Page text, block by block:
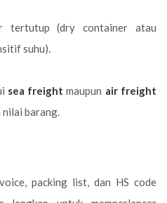
tertutup (dry container atau
suhu).
sea freight maupun air freight
barang.
packing list, dan HS code